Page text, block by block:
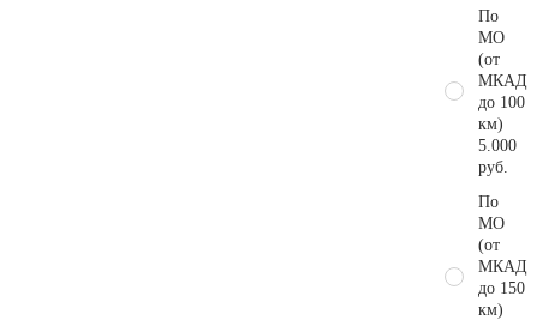
По
МО
(от
МКАД
до 100
км)
5.000
руб.
По
МО
(от
МКАД
до 150
км)